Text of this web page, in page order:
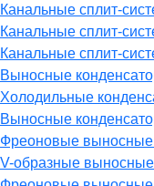
Канальные сплит-
Канальные сплит-
Канальные сплит-
Выносные
Холодильные
Выносные
Фреоновые выносные
V-образные